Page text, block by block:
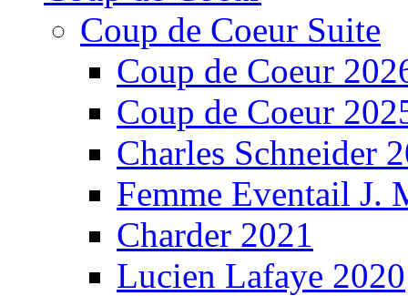
Coup de Coeur Suite
Coup de Coeur
Coup de Coeur
Charles Schneider
Femme Eventail J.
Charder 2021
Lucien Lafaye 2020